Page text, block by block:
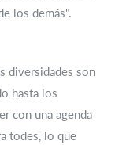
los demás".
diversidades son
hasta los
con una agenda
todes, lo que